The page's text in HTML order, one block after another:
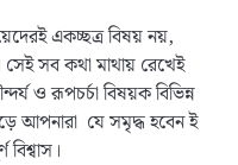
একচ্ছত্র বিষয় নয়,
সব কথা মাথায় রেখেই
ও রূপচর্চা বিষয়ক বিভিন্ন
আপনারা যে সমৃদ্ধ হবেন ই